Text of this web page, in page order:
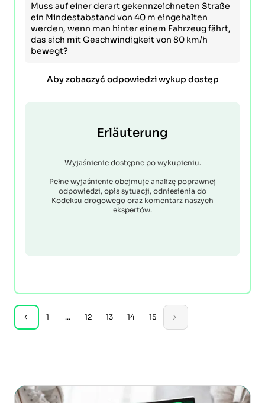
Muss auf einer derart gekennzeichneten Straße
ein Mindestabstand von 40 m eingehalten
werden, wenn man hinter einem Fahrzeug fährt,
das sich mit Geschwindigkeit von 80 km/h
bewegt?
Aby zobaczyć odpowiedzi wykup dostęp
Erläuterung
Wyjaśnienie dostępne po wykupieniu.
Pełne wyjaśnienie obejmuje analizę poprawnej
odpowiedzi, opis sytuacji, odniesienia do
Kodeksu drogowego oraz komentarz naszych
ekspertów.
1 ... 12 13 14 15